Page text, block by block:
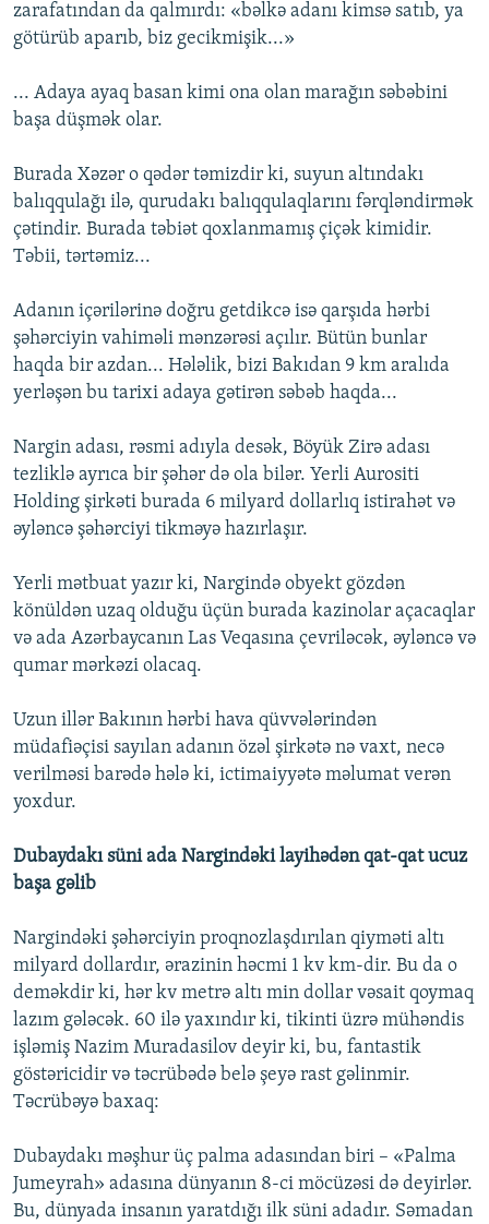
zarafatından da qalmırdı: «bəlkə adanı kimsə satıb, ya
götürüb aparıb, biz gecikmişik...»
... Adaya ayaq basan kimi ona olan marağın səbəbini
başa düşmək olar.
Burada Xəzər o qədər təmizdir ki, suyun altındakı
balıqqulağı ilə, qurudakı balıqqulaqlarını fərqləndirmək
çətindir. Burada təbiət qoxlanmamış çiçək kimidir.
Təbii, tərtəmiz...
Adanın içərilərinə doğru getdikcə isə qarşıda hərbi
şəhərciyin vahiməli mənzərəsi açılır. Bütün bunlar
haqda bir azdan... Hələlik, bizi Bakıdan 9 km aralıda
yerləşən bu tarixi adaya gətirən səbəb haqda...
Nargin adası, rəsmi adıyla desək, Böyük Zirə adası
tezliklə ayrıca bir şəhər də ola bilər. Yerli Aurositi
Holding şirkəti burada 6 milyard dollarlıq istirahət və
əyləncə şəhərciyi tikməyə hazırlaşır.
Yerli mətbuat yazır ki, Nargində obyekt gözdən
könüldən uzaq olduğu üçün burada kazinolar açacaqlar
və ada Azərbaycanın Las Veqasına çevriləcək, əyləncə və
qumar mərkəzi olacaq.
Uzun illər Bakının hərbi hava qüvvələrindən
müdafiəçisi sayılan adanın özəl şirkətə nə vaxt, necə
verilməsi barədə hələ ki, ictimaiyyətə məlumat verən
yoxdur.
Dubaydakı süni ada Nargindəki layihədən qat-qat ucuz
başa gəlib
Nargindəki şəhərciyin proqnozlaşdırılan qiyməti altı
milyard dollardır, ərazinin həcmi 1 kv km-dir. Bu da o
deməkdir ki, hər kv metrə altı min dollar vəsait qoymaq
lazım gələcək. 60 ilə yaxındır ki, tikinti üzrə mühəndis
işləmiş Nazim Muradasilov deyir ki, bu, fantastik
göstəricidir və təcrübədə belə şeyə rast gəlinmir.
Təcrübəyə baxaq:
Dubaydakı məşhur üç palma adasından biri – «Palma
Jumeyrah» adasına dünyanın 8-ci möcüzəsi də deyirlər.
Bu, dünyada insanın yaratdığı ilk süni adadır. Səmadan